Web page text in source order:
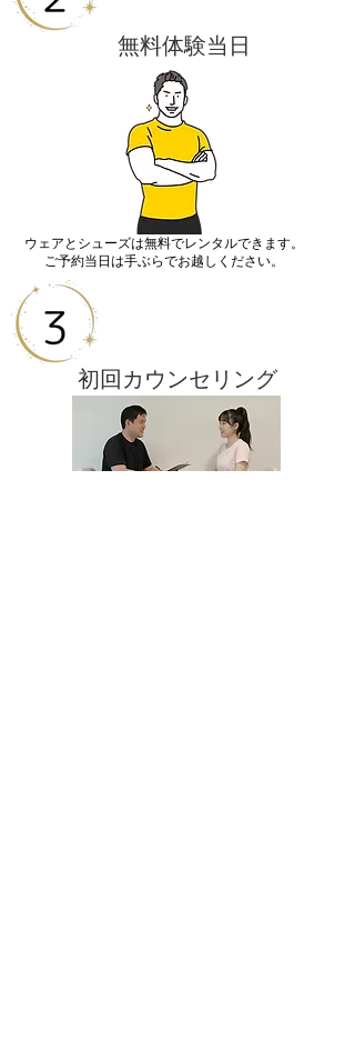
​無料体験当日
ウェアとシューズは無料でレンタルできます。
ご予約当日は手ぶらでお越しください。
​初回カウンセリング